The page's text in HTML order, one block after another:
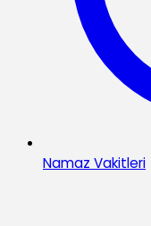
Namaz Vakitleri